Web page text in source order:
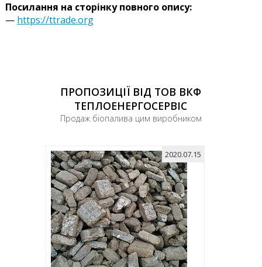
Посилання на сторінку повного опису:
— https://ttrade.org
ПРОПОЗИЦІЇ ВІД ТОВ ВКФ
ТЕПЛОЕНЕРГОСЕРВІС
Продаж біопалива цим виробником
2020.07.15